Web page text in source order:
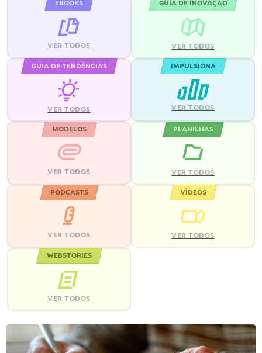
EBOOKS
VER TODOS
GUIA DE INOVAÇÃO
VER TODOS
GUIA DE TENDÊNCIAS
VER TODOS
IMPULSIONA
VER TODOS
MODELOS
VER TODOS
PLANILHAS
VER TODOS
PODCASTS
VER TODOS
VÍDEOS
VER TODOS
WEBSTORIES
VER TODOS